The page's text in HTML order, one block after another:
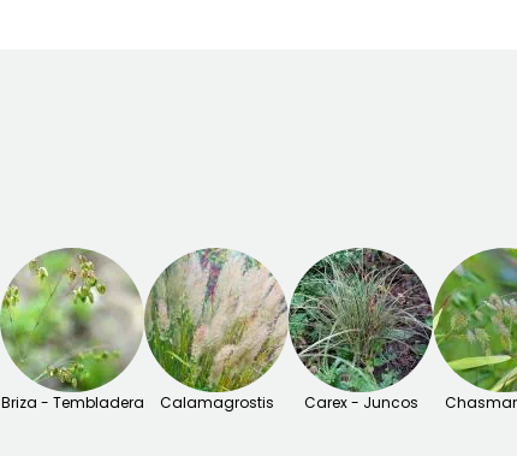
Briza - Tembladera Calamagrostis Carex - Juncos